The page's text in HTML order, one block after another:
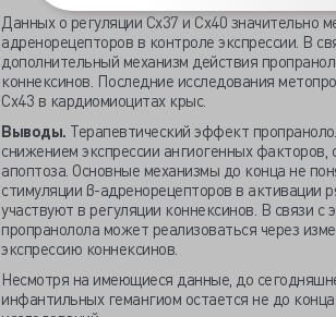
Данных о регуляции Cx37 и Cx40
адренорецепторов в контроле экспрессии. В
дополнительный механизм действия
коннексинов. Последние исследования
Сх43 в кардиомиоцитах крыс.
Выводы. Терапевтический эффект
снижением экспрессии ангиогенных факторов,
апоптоза. Основные механизмы до конца не
стимуляции β-адренорецепторов в активации
участвуют в регуляции коннексинов. В связи
пропранолола может реализоваться через
экспрессию коннексинов.
Несмотря на имеющиеся данные, до
инфантильных гемангиом остается не до